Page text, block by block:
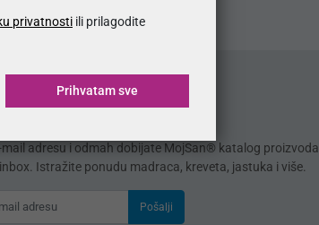
katalog
mail adresu i odmah dobijate MojSan® katalog proizvoda
Istražite ponudu madraca, kreveta, jastuka i više.
Pošalji
privatnosti ili prilagodite
Prihvatam sve